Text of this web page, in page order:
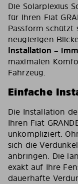
Die Solarplexius
für Ihren Fiat
Passform schützt
neugierigen
Installation –
maximalen
Fahrzeug.
Einfache
Die Installation
Ihren Fiat
unkompliziert.
sich die
anbringen. Die
exakt auf Ihre
dauerhafte